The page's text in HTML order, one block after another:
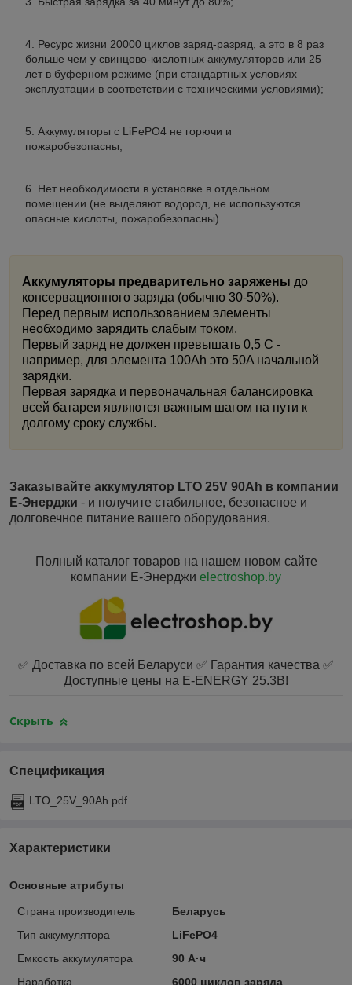
Ресурс жизни 20000 циклов заряд-разряд, а это в 8 раз
больше чем у свинцово-кислотных аккумуляторов или 25
лет в буферном режиме (при стандартных условиях
эксплуатации в соответствии с техническими условиями);
Аккумуляторы с LiFePO4 не горючи и
пожаробезопасны;
Нет необходимости в установке в отдельном
помещении (не выделяют водород, не используются
опасные кислоты, пожаробезопасны).
Аккумуляторы предварительно заряжены до
консервационного заряда (обычно 30-50%).
Перед первым использованием элементы
необходимо зарядить слабым током.
Первый заряд не должен превышать 0,5 C -
например, для элемента 100Ah это 50A начальной
зарядки.
Первая зарядка и первоначальная балансировка
всей батареи являются важным шагом на пути к
долгому сроку службы.
Заказывайте аккумулятор LTO 25V 90Ah в компании
Е-Энерджи - и получите стабильное, безопасное и
долговечное питание вашего оборудования.
Полный каталог товаров на нашем новом сайте
компании Е-Энерджи electroshop.by
✅ Доставка по всей Беларуси ✅ Гарантия качества ✅
Доступные цены на E-ENERGY 25.3В!
Скрыть
Спецификация
LTO_25V_90Ah.pdf
Характеристики
Основные атрибуты
Страна производитель
Беларусь
Тип аккумулятора
LiFePO4
Емкость аккумулятора
90 А·ч
Наработка
6000 циклов заряда